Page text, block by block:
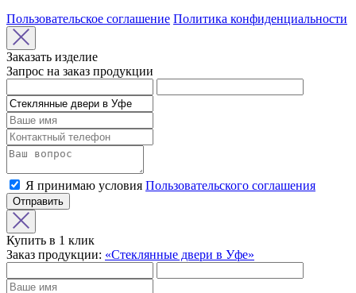
Пользовательское соглашение Политика конфиденциальности
Заказать изделие
Запрос на заказ продукции
Я принимаю условия Пользовательского соглашения
Отправить
Купить в 1 клик
Заказ продукции: «Стеклянные двери в Уфе»